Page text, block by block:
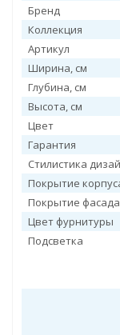
Бренд
Коллекция
Артикул
Ширина, см
Глубина, см
Высота, см
Цвет
Гарантия
Стилистика
Покрытие
Покрытие фасада
Цвет фурнитуры
Подсветка